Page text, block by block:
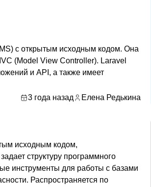
с открытым исходным кодом. Она
(Model View Controller). Laravel
и API, а также имеет
3 года назад
Елена Редькина
исходным кодом,
структуру программного
инструменты для работы с базами
Распространяется по